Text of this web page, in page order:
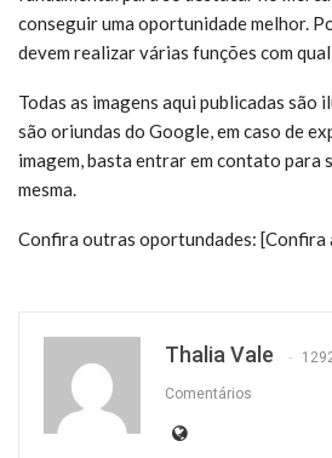
conseguir uma oportunidade melhor.
devem realizar várias funções com
Todas as imagens aqui publicadas são
são oriundas do Google, em caso de
imagem, basta entrar em contato para
mesma.
Confira outras oportundades: [Confira
Thalia Vale
Comentários